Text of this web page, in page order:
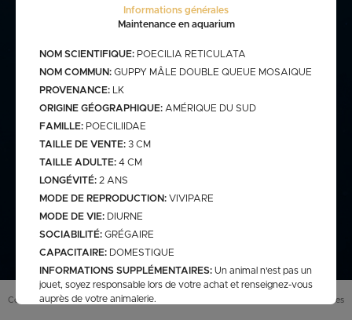
Informations générales
Maintenance en aquarium
NOM SCIENTIFIQUE: POECILIA RETICULATA
NOM COMMUN: GUPPY MÂLE DOUBLE QUEUE MOSAIQUE
PROVENANCE: LK
ORIGINE GÉOGRAPHIQUE: AMÉRIQUE DU SUD
FAMILLE: POECILIIDAE
TAILLE DE VENTE: 3 CM
TAILLE ADULTE: 4 CM
LONGÉVITÉ: 2 ANS
MODE DE REPRODUCTION: VIVIPARE
MODE DE VIE: DIURNE
SOCIABILITÉ: GRÉGAIRE
CAPACITAIRE: DOMESTIQUE
INFORMATIONS SUPPLÉMENTAIRES: Un animal n'est pas un
jouet, soyez responsable lors de votre achat et renseignez-vous
auprès de votre animalerie.
BACTERIES SEULES 100€
gamme verte
koï elv francais
carpe koi sur photo (a
web)
elv francais
elv pologne
discus elv asiatique
Eau douce
commande@haegel.fr
Conditions générales de vente (CGV) Mentions légales